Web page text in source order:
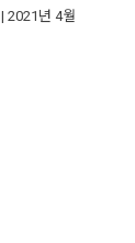
| 2021년 4월